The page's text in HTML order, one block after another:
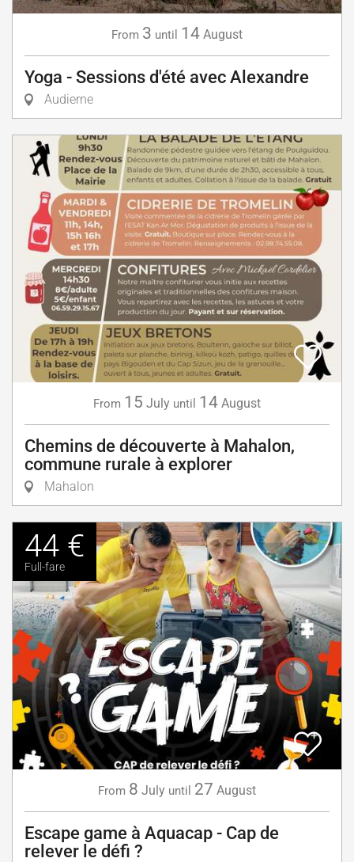
From 3 until 14 August
Yoga - Sessions d'été avec Alexandre
Audierne
From 15 July until 14 August
Chemins de découverte à Mahalon,
commune rurale à explorer
Mahalon
44 €
Full-fare
From 8 July until 27 August
Escape game à Aquacap - Cap de
relever le défi ?